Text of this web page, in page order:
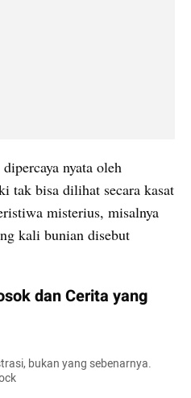
nyata oleh
tak bisa dilihat secara kasat
misterius, misalnya
kali bunian disebut
dan Cerita yang
bukan yang sebenarnya.